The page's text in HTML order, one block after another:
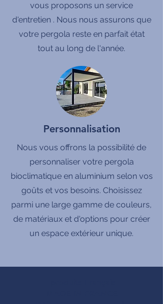
vous proposons un service
d'entretien . Nous nous assurons que
votre pergola reste en parfait état
tout au long de l'année.
Personnalisation
Nous vous offrons la possibilité de
personnaliser votre pergola
bioclimatique en aluminium selon vos
goûts et vos besoins. Choisissez
parmi une large gamme de couleurs,
de matériaux et d'options pour créer
un espace extérieur unique.